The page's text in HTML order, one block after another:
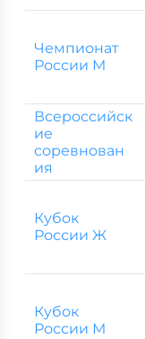
Чемпионат
России М
Всероссийск
ие
соревнован
ия
Кубок
России Ж
Кубок
России М